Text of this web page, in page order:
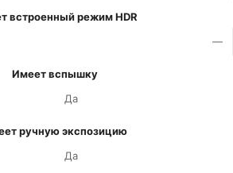
встроенный режим HDR
—
Имеет вспышку
Да
ручную экспозицию
Да